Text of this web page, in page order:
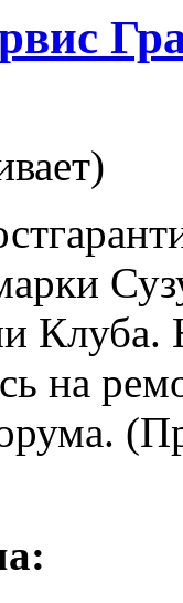
Клуба.
на